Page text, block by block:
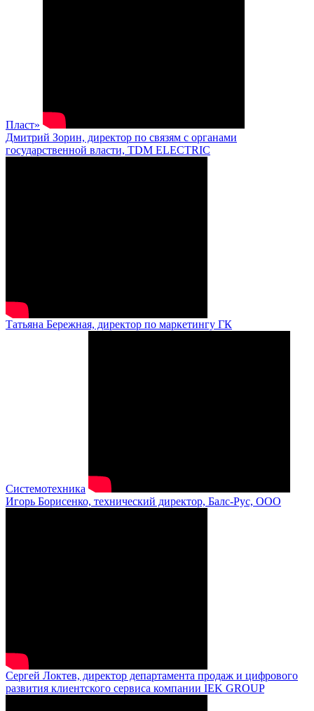
Пласт»
Дмитрий Зорин, директор по связям с органами
государственной власти, TDM ELECTRIC
Татьяна Бережная, директор по маркетингу ГК
Системотехника
Игорь Борисенко, технический директор, Балс-Рус, ООО
Сергей Локтев, директор департамента продаж и цифрового
развития клиентского сервиса компании IEK GROUP